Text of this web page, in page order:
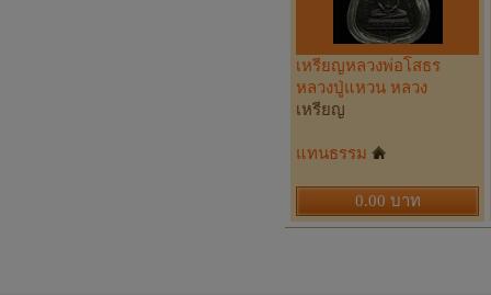
เหรียญหลวงพ่อโสธร
หลวงปู่แหวน หลวง
เหรียญ
แทนธรรม
0.00 บาท